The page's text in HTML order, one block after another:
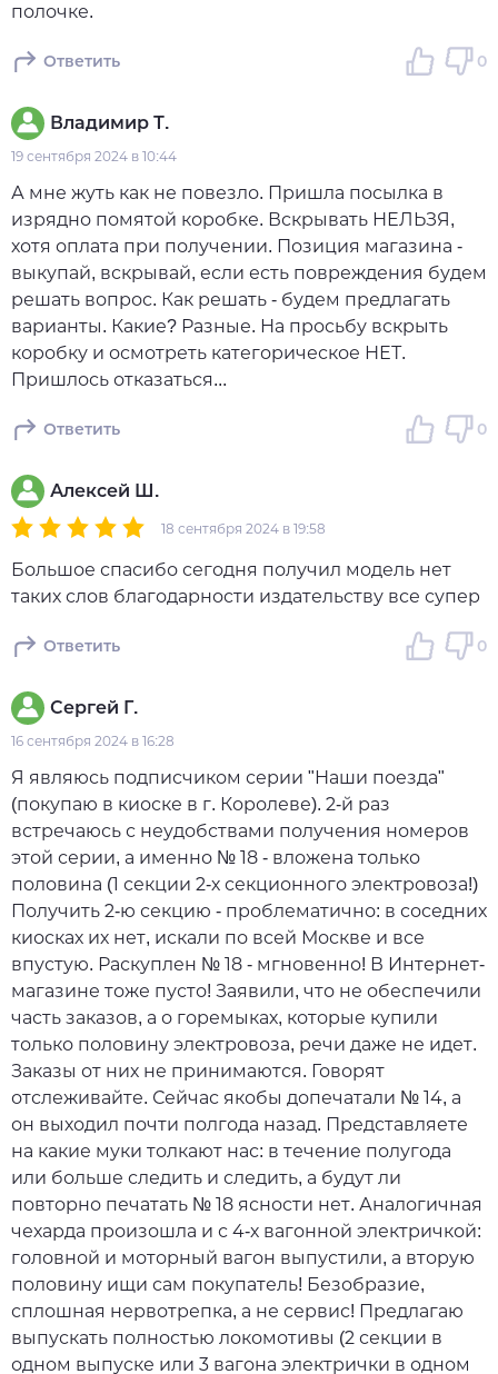
полочке.
Ответить 0
Владимир Т.
19 сентября 2024 в 10:44
А мне жуть как не повезло. Пришла посылка в
изрядно помятой коробке. Вскрывать НЕЛЬЗЯ,
хотя оплата при получении. Позиция магазина -
выкупай, вскрывай, если есть повреждения будем
решать вопрос. Как решать - будем предлагать
варианты. Какие? Разные. На просьбу вскрыть
коробку и осмотреть категорическое НЕТ.
Пришлось отказаться...
Ответить 0
Алексей Ш.
18 сентября 2024 в 19:58
Большое спасибо сегодня получил модель нет
таких слов благодарности издательству все супер
Ответить 0
Сергей Г.
16 сентября 2024 в 16:28
Я являюсь подписчиком серии "Наши поезда"
(покупаю в киоске в г. Королеве). 2-й раз
встречаюсь с неудобствами получения номеров
этой серии, а именно № 18 - вложена только
половина (1 секции 2-х секционного электровоза!)
Получить 2-ю секцию - проблематично: в соседних
киосках их нет, искали по всей Москве и все
впустую. Раскуплен № 18 - мгновенно! В Интернет-
магазине тоже пусто! Заявили, что не обеспечили
часть заказов, а о горемыках, которые купили
только половину электровоза, речи даже не идет.
Заказы от них не принимаются. Говорят
отслеживайте. Сейчас якобы допечатали № 14, а
он выходил почти полгода назад. Представляете
на какие муки толкают нас: в течение полугода
или больше следить и следить, а будут ли
повторно печатать № 18 ясности нет. Аналогичная
чехарда произошла и с 4-х вагонной электричкой:
головной и моторный вагон выпустили, а вторую
половину ищи сам покупатель! Безобразие,
сплошная нервотрепка, а не сервис! Предлагаю
выпускать полностью локомотивы (2 секции в
одном выпуске или 3 вагона электрички в одном